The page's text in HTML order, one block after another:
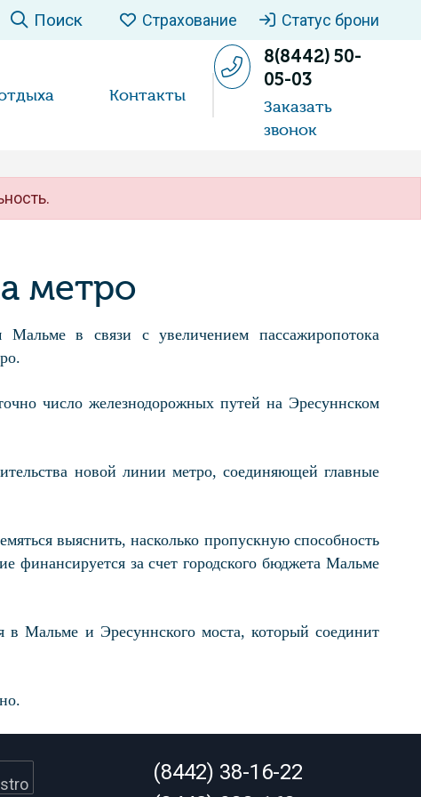
Поиск Страхование Статус брони
Контакты
8(8442) 50-
05-03
Заказать
звонок
метро
в связи с увеличением пассажиропотока
число железнодорожных путей на Эресуннском
новой линии метро, соединяющей главные
выяснить, насколько пропускную способность
финансируется за счет городского бюджета Мальме
Мальме и Эресуннского моста, который соединит
(8442) 38-16-22